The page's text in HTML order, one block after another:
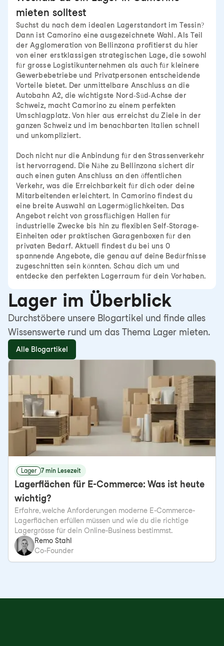
mieten solltest
Suchst du nach dem idealen Lagerstandort im Tessin?
Dann ist Camorino eine ausgezeichnete Wahl. Als Teil
der Agglomeration von Bellinzona profitierst du hier
von einer erstklassigen strategischen Lage, die sowohl
für grosse Logistikunternehmen als auch für kleinere
Gewerbebetriebe und Privatpersonen entscheidende
Vorteile bietet. Der unmittelbare Anschluss an die
Autobahn A2, die wichtigste Nord-Süd-Achse der
Schweiz, macht Camorino zu einem perfekten
Umschlagplatz. Von hier aus erreichst du Ziele in der
ganzen Schweiz und im benachbarten Italien schnell
und unkompliziert.
Doch nicht nur die Anbindung für den Strassenverkehr
ist hervorragend. Die Nähe zu Bellinzona sichert dir
auch einen guten Anschluss an den öffentlichen
Verkehr, was die Erreichbarkeit für dich oder deine
Mitarbeitenden erleichtert. In Camorino findest du
eine breite Auswahl an Lagermöglichkeiten. Das
Angebot reicht von grossflächigen Hallen für
industrielle Zwecke bis hin zu flexiblen Self-Storage-
Einheiten oder praktischen Garagenboxen für den
privaten Bedarf. Aktuell findest du bei uns 0
spannende Angebote, die genau auf deine Bedürfnisse
zugeschnitten sein könnten. Schau dich um und
entdecke den perfekten Lagerraum für dein Vorhaben.
Lager im Überblick
Durchstöbere unsere Blogartikel und finde alles
Wissenswerte rund um das Thema Lager mieten.
Alle Blogartikel
Lager 7 min Lesezeit
Lagerflächen für E-Commerce: Was ist heute
wichtig?
Erfahre, welche Anforderungen moderne E-Commerce-
Lagerflächen erfüllen müssen und wie du die richtige
Lagergrösse für dein Online-Business bestimmst.
Remo Stahl
Co-Founder